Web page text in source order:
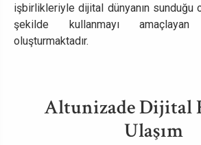
işbirlikleriyle dijital dünyanın sunduğu
şekilde kullanmayı
oluşturmaktadır.
Altunizade Dijital
Ulaşım